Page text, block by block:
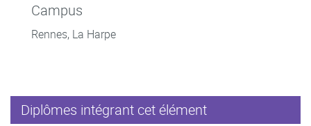
Campus
Rennes, La Harpe
Diplômes intégrant cet élément